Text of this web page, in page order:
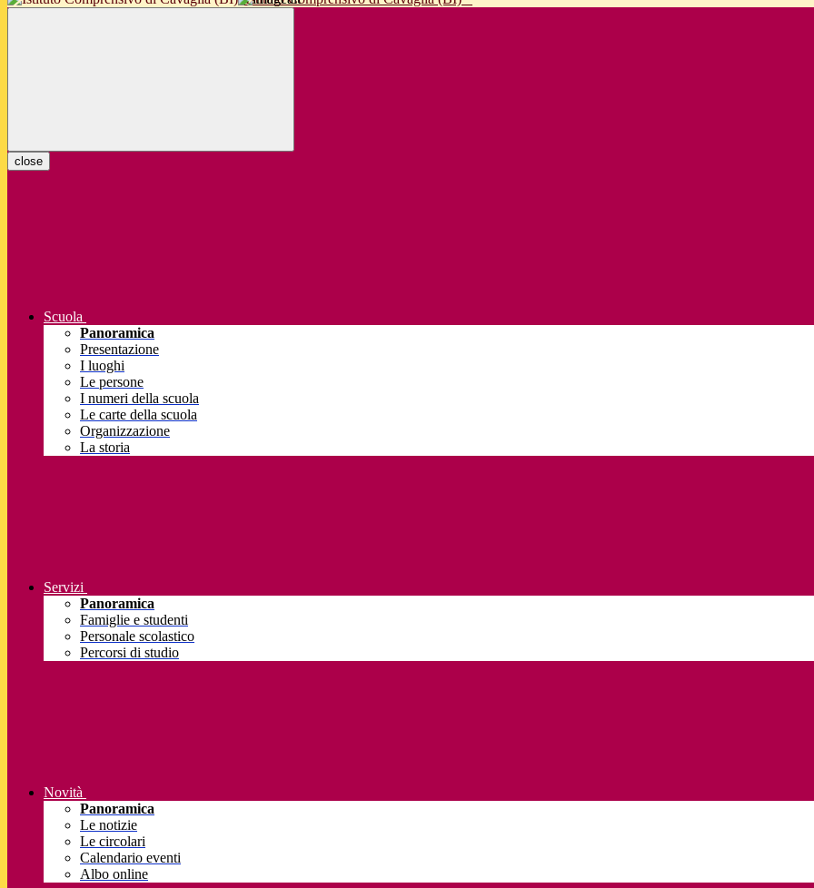
close
Scuola
Panoramica
Presentazione
I luoghi
Le persone
I numeri della scuola
Le carte della scuola
Organizzazione
La storia
Servizi
Panoramica
Famiglie e studenti
Personale scolastico
Percorsi di studio
Novità
Panoramica
Le notizie
Le circolari
Calendario eventi
Albo online